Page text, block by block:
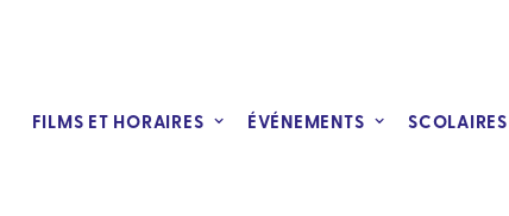
FILMS ET HORAIRES ÉVÉNEMENTS SCOLAIRES